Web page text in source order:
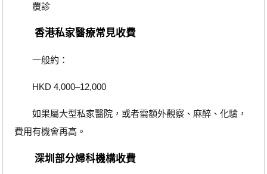
覆診
香港私家醫療常見收費
一般約：
HKD 4,000–12,000
如果屬大型私家醫院，或者需額外觀察、麻醉、化驗，
費用有機會再高。
深圳部分婦科機構收費